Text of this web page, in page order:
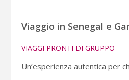
Viaggio in Senegal e
VIAGGI PRONTI DI GRUPPO
Un’esperienza autentica per